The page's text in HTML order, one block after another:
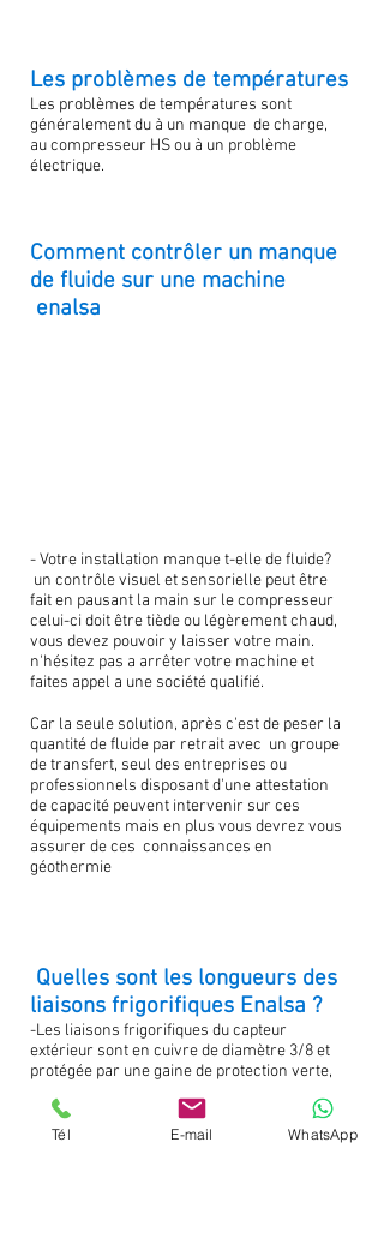
Les problèmes de températures
Les problèmes de températures sont
généralement du à un manque de charge,
au compresseur HS ou à un problème
électrique.
Comment contrôler un manque
de fluide sur une machine
enalsa
- Votre installation manque t-elle de fluide?
un contrôle visuel et sensorielle peut être
fait en pausant la main sur le compresseur
celui-ci doit être tiède ou légèrement chaud,
vous devez pouvoir y laisser votre main.
n'hésitez pas a arrêter votre machine et
faites appel a une société qualifié.
Car la seule solution, après c'est de peser la
quantité de fluide par retrait avec un groupe
de transfert, seul des entreprises ou
professionnels disposant d'une attestation
de capacité peuvent intervenir sur ces
équipements mais en plus vous devrez vous
assurer de ces connaissances en
géothermie
Quelles sont les longueurs des
liaisons frigorifiques Enalsa ?
-Les liaisons frigorifiques du capteur
extérieur sont en cuivre de diamètre 3/8 et
protégée par une gaine de protection verte,
de 120 m intérieurs et 100 m extérieurs, la
longueur des tuyauteries étant adaptée à la
Tél E-mail WhatsApp